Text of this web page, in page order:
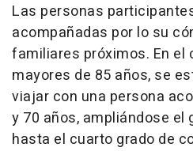
Las personas
acompañadas por lo su
familiares próximos. En el
mayores de 85 años, se
viajar con una persona
y 70 años, ampliándose el
hasta el cuarto grado de